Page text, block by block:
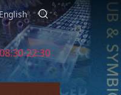
08:30-22:30